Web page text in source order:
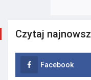
Czytaj
Facebook